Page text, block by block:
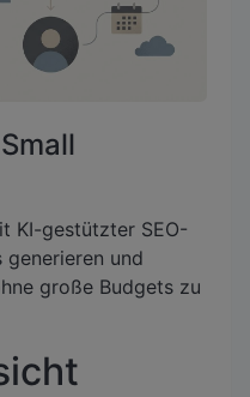
KI-gestützter SEO-
und
große Budgets zu